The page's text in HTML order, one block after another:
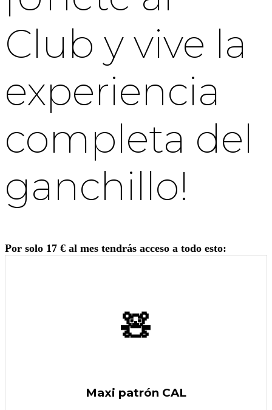
Club y vive la
experiencia
completa del
ganchillo!
Por solo 17 € al mes tendrás acceso a todo esto:
🧸
Maxi patrón CAL